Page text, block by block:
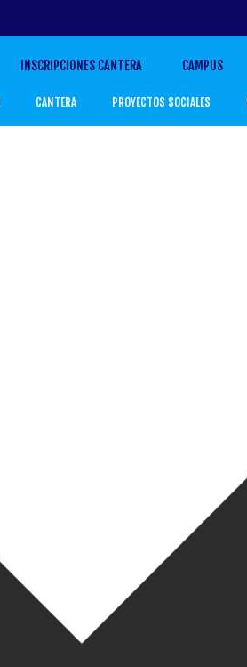
INSCRIPCIONES CANTERA CAMPUS
CANTERA PROYECTOS SOCIALES